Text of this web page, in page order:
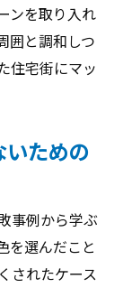
ンを取り入れ
囲と調和しつ
住宅街にマッ
ための
事例から学ぶ
を選んだこと
されたケース